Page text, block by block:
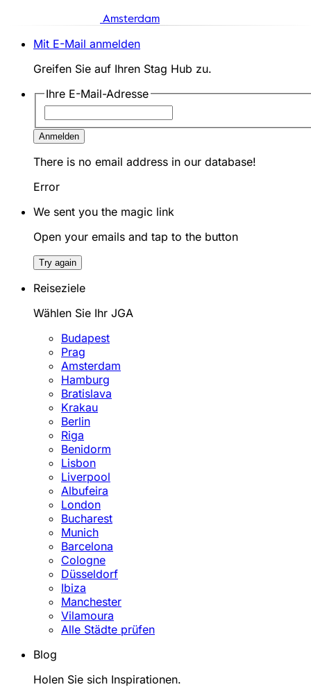
Amsterdam
Mit E-Mail anmelden
Greifen Sie auf Ihren Stag Hub zu.
Ihre E-Mail-Adresse
Anmelden
There is no email address in our database!
Error
We sent you the magic link
Open your emails and tap to the button
Try again
Reiseziele
Wählen Sie Ihr JGA
Budapest
Prag
Amsterdam
Hamburg
Bratislava
Krakau
Berlin
Riga
Benidorm
Lisbon
Liverpool
Albufeira
London
Bucharest
Munich
Barcelona
Cologne
Düsseldorf
Ibiza
Manchester
Vilamoura
Alle Städte prüfen
Blog
Holen Sie sich Inspirationen.